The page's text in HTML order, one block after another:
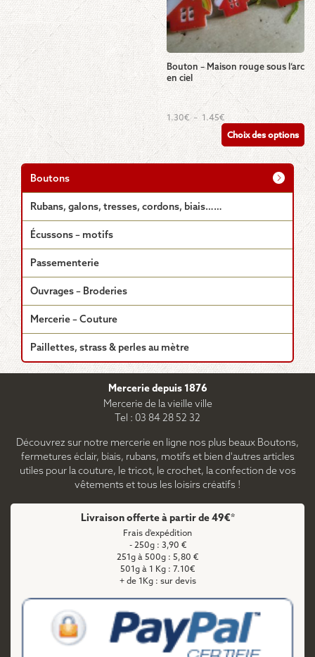
sur
la
page
du
produit
Bouton – Maison rouge sous l’arc
en ciel
1.30€ – 1.45€Plage
de
prix :
1.30€
1.45€
Choix des options
Ce
produit
a
plusieurs
Boutons
Rubans, galons, tresses, cordons, biais……
Écussons – motifs
Passementerie
Ouvrages – Broderies
Mercerie – Couture
Paillettes, strass & perles au mètre
Mercerie depuis 1876
Mercerie de la vieille ville
Tel : 03 84 28 52 32
Découvrez sur notre mercerie en ligne nos plus beaux Boutons,
fermetures éclair, biais, rubans, motifs et bien d'autres articles
utiles pour la couture, le tricot, le crochet, la confection de vos
vêtements et tous les loisirs créatifs !
Livraison offerte à partir de 49€*
Frais d'expédition
- 250g : 3,90 €
251g à 500g : 5,80 €
501g à 1 Kg : 7.10€
+ de 1Kg : sur devis